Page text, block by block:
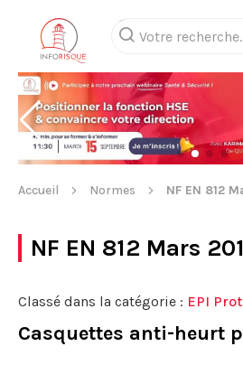
Accueil Normes NF EN 812
NF EN 812 Mars
Classé dans la catégorie : EPI
Casquettes anti-heurt